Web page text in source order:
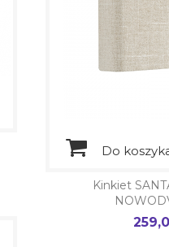
Do
Kinkiet
Cena